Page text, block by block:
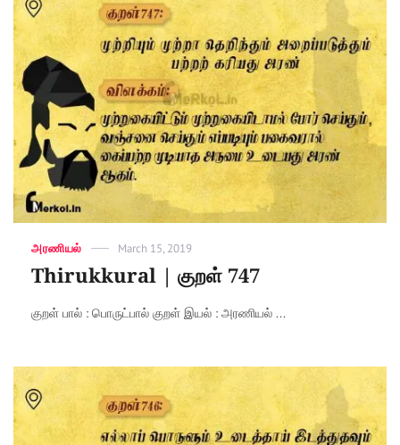
Categories
அரணியல்
Posted
March 15, 2019
Thirukkural | குறள் 747
குறள் பால் : பொருட்பால் குறள் இயல் : அரணியல் ...